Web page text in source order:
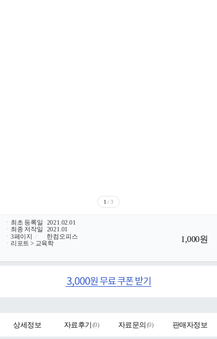
1 / 3
ㆍ 최초 등록일
2021.02.01
ㆍ 최종 저작일
2021.01
ㆍ 3페이지 /
한컴오피스
ㆍ 리포트 > 교육학 1,000원
상세정보 자료후기 (0) 자료문의 (0) 판매자정보